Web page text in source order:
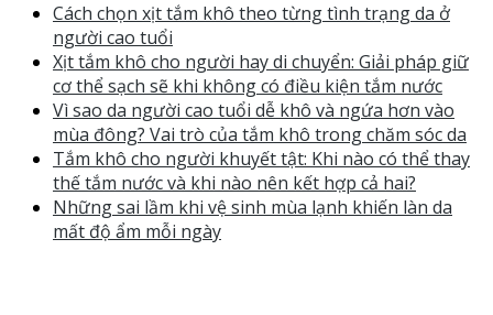
Cách chọn xịt tắm khô theo từng tình trạng da ở
người cao tuổi
Xịt tắm khô cho người hay di chuyển: Giải pháp giữ
cơ thể sạch sẽ khi không có điều kiện tắm nước
Vì sao da người cao tuổi dễ khô và ngứa hơn vào
mùa đông? Vai trò của tắm khô trong chăm sóc da
Tắm khô cho người khuyết tật: Khi nào có thể thay
thế tắm nước và khi nào nên kết hợp cả hai?
Những sai lầm khi vệ sinh mùa lạnh khiến làn da
mất độ ẩm mỗi ngày